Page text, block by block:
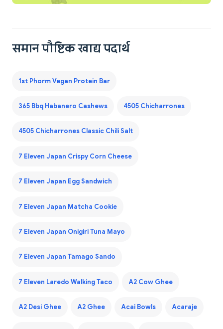
समान पौष्टिक खाद्य पदार्थ
1st Phorm Vegan Protein Bar
365 Bbq Habanero Cashews 4505 Chicharrones
4505 Chicharrones Classic Chili Salt
7 Eleven Japan Crispy Corn Cheese
7 Eleven Japan Egg Sandwich
7 Eleven Japan Matcha Cookie
7 Eleven Japan Onigiri Tuna Mayo
7 Eleven Japan Tamago Sando
7 Eleven Laredo Walking Taco A2 Cow Ghee
A2 Desi Ghee A2 Ghee Acai Bowls Acaraje